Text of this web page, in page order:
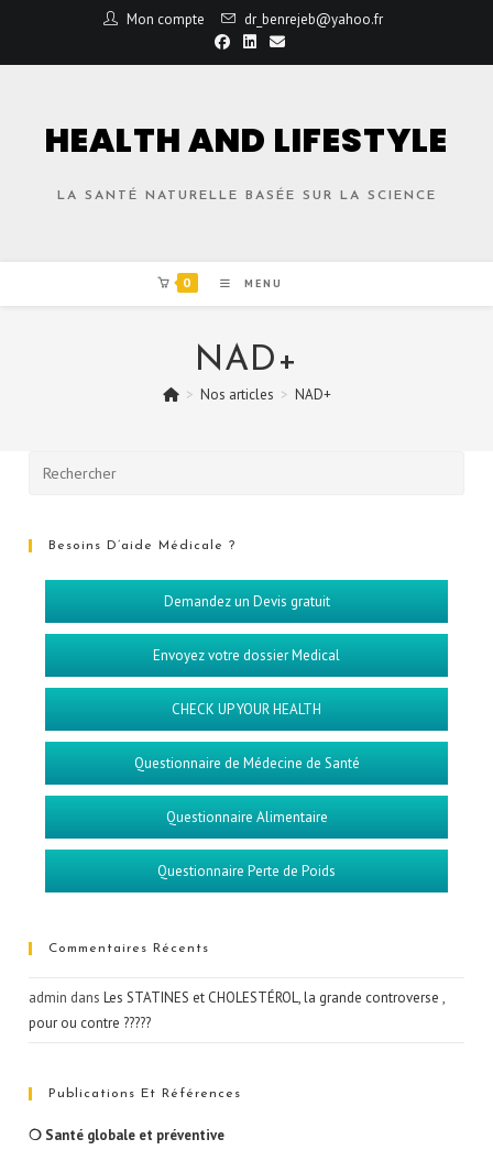
Mon compte dr_benrejeb@yahoo.fr
HEALTH AND LIFESTYLE
LA SANTÉ NATURELLE BASÉE SUR LA SCIENCE
0 MENU
NAD+
> Nos articles > NAD+
Besoins D’aide Médicale ?
Demandez un Devis gratuit
Envoyez votre dossier Medical
CHECK UP YOUR HEALTH
Questionnaire de Médecine de Santé
Questionnaire Alimentaire
Questionnaire Perte de Poids
Commentaires Récents
admin dansLes STATINES et CHOLESTÉROL, la grande controverse ,
pour ou contre ?????
Publications Et Références
❍ Santé globale et préventive